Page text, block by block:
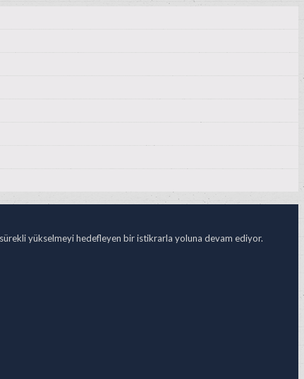
yükselmeyi hedefleyen bir istikrarla yoluna devam ediyor.